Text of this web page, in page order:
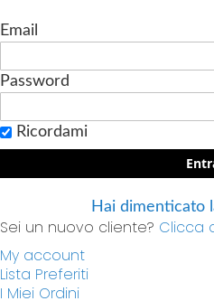
Email
Password
Ricordami
Hai dimenticato
Sei un nuovo cliente? Clicca
My account
Lista Preferiti
I Miei Ordini